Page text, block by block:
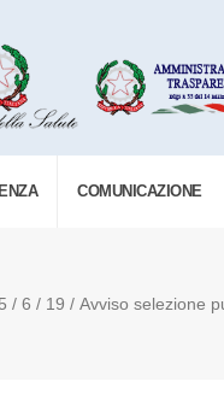
COMUNICAZIONE
6 / 19 / Avviso selezione